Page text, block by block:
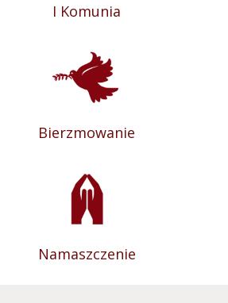
I Komunia
Bierzmowanie
Namaszczenie